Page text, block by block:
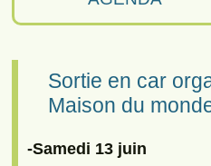
Sortie en car
Maison du
-Samedi 13 juin